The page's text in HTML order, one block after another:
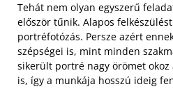
Tehát nem olyan egyszerű
először tűnik. Alapos
portréfotózás. Persze azért
szépségei is, mint minden
sikerült portré nagy örömet okoz
is, így a munkája hosszú ideig